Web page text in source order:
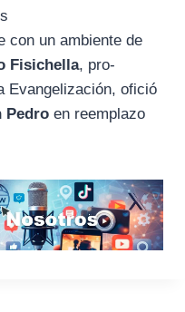
con un ambiente de
Fisichella, pro-
Evangelización, ofició
Pedro en reemplazo